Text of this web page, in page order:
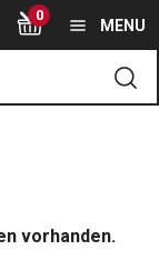
| TESCOMA
0
MENU
vorhanden.